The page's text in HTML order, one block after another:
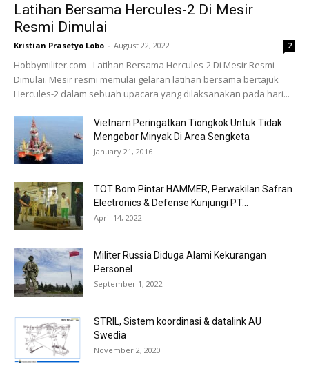
Latihan Bersama Hercules-2 Di Mesir
Resmi Dimulai
Kristian Prasetyo Lobo - August 22, 2022 2
Hobbymiliter.com - Latihan Bersama Hercules-2 Di Mesir Resmi
Dimulai. Mesir resmi memulai gelaran latihan bersama bertajuk
Hercules-2 dalam sebuah upacara yang dilaksanakan pada hari...
Vietnam Peringatkan Tiongkok Untuk Tidak
Mengebor Minyak Di Area Sengketa
January 21, 2016
TOT Bom Pintar HAMMER, Perwakilan Safran
Electronics & Defense Kunjungi PT...
April 14, 2022
Militer Russia Diduga Alami Kekurangan
Personel
September 1, 2022
STRIL, Sistem koordinasi & datalink AU
Swedia
November 2, 2020